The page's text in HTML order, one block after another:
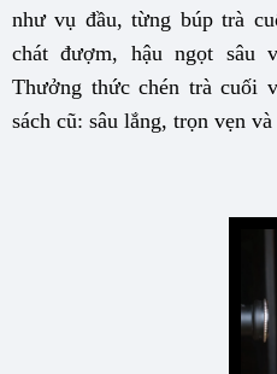
như vụ đầu, từng búp trà
chát đượm, hậu ngọt sâu
Thưởng thức chén trà cuối
sách cũ: sâu lắng, trọn vẹn